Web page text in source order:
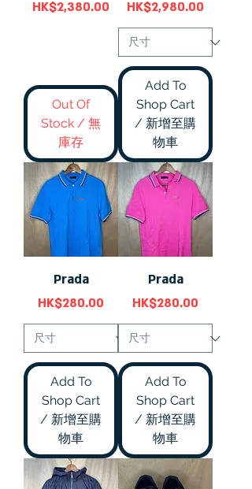
價格
HK$2,380.00
Out Of
Stock / 無
庫存
價格
HK$2,980.00
Add To
Shop Cart
/ 新增至購
物車
Prada
價格
HK$280.00
Add To
Shop Cart
/ 新增至購
物車
Prada
價格
HK$280.00
Add To
Shop Cart
/ 新增至購
物車